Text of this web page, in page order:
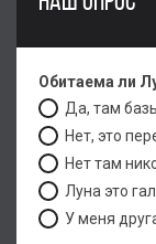
Обитаема ли
Да, там
Нет, это
Нет там
Луна это
У меня